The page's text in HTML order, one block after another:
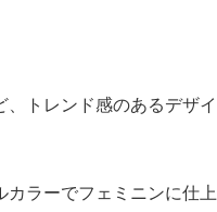
トレンド感のあるデザイ
ラーでフェミニンに仕上